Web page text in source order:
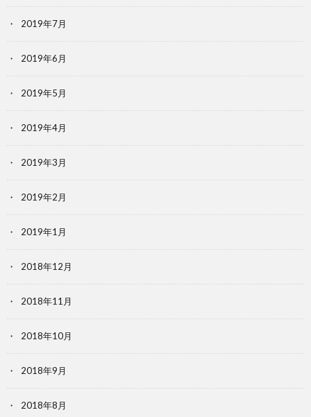
2019年7月
2019年6月
2019年5月
2019年4月
2019年3月
2019年2月
2019年1月
2018年12月
2018年11月
2018年10月
2018年9月
2018年8月